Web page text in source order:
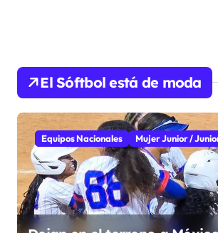
El Sóftbol está de moda
Equipos Nacionales Mujer Junior /